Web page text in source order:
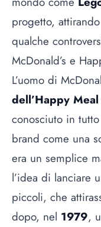
progetto,
qualche
McDonald’s e
L’uomo di
dell’Happy Meal
conosciuto in
brand come una
era un semplice
l’idea di lanciare
piccoli, che
dopo, nel 1979,